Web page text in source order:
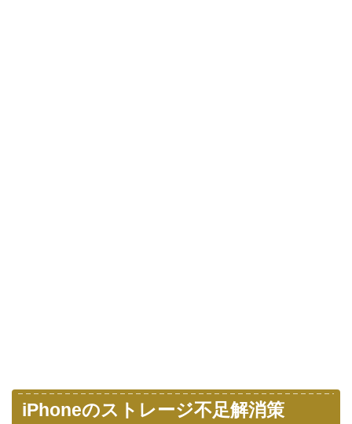
iPhoneのストレージ不足解消策